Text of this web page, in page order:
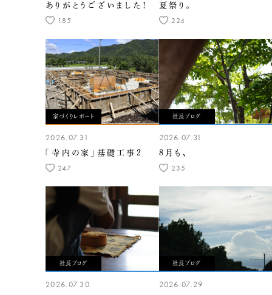
ありがとうございました！
185
夏祭り。
224
家づくりレポート
2026.07.31
「寺内の家」基礎工事2
247
社長ブログ
2026.07.31
8月も、
235
社長ブログ
2026.07.30
社長ブログ
2026.07.29